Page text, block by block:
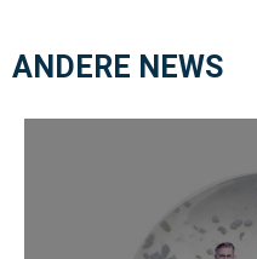
ANDERE NEWS